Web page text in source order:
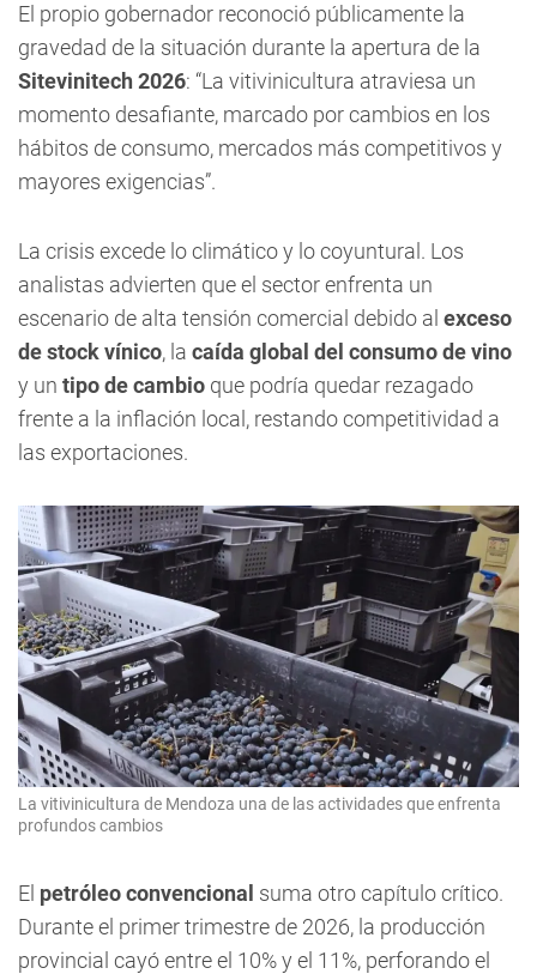
El propio gobernador reconoció públicamente la
gravedad de la situación durante la apertura de la
Sitevinitech 2026: “La vitivinicultura atraviesa un
momento desafiante, marcado por cambios en los
hábitos de consumo, mercados más competitivos y
mayores exigencias”.
La crisis excede lo climático y lo coyuntural. Los
analistas advierten que el sector enfrenta un
escenario de alta tensión comercial debido al exceso
de stock vínico, la caída global del consumo de vino
y un tipo de cambio que podría quedar rezagado
frente a la inflación local, restando competitividad a
las exportaciones.
La vitivinicultura de Mendoza una de las actividades que enfrenta
profundos cambios
El petróleo convencional suma otro capítulo crítico.
Durante el primer trimestre de 2026, la producción
provincial cayó entre el 10% y el 11%, perforando el